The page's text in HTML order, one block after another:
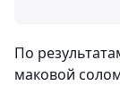
По
маковой